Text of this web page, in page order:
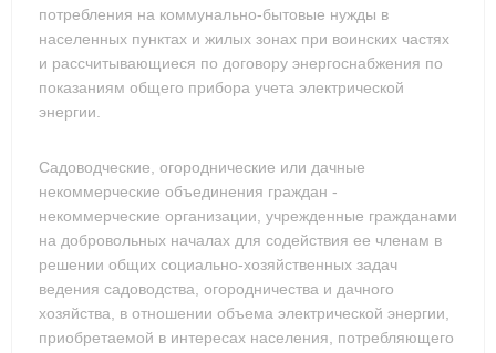
потребления на коммунально-бытовые нужды в
населенных пунктах и жилых зонах при воинских частях
и рассчитывающиеся по договору энергоснабжения по
показаниям общего прибора учета электрической
энергии.
Садоводческие, огороднические или дачные
некоммерческие объединения граждан -
некоммерческие организации, учрежденные гражданами
на добровольных началах для содействия ее членам в
решении общих социально-хозяйственных задач
ведения садоводства, огородничества и дачного
хозяйства, в отношении объема электрической энергии,
приобретаемой в интересах населения, потребляющего